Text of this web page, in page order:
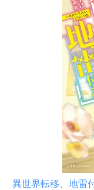
異世界転移、地雷